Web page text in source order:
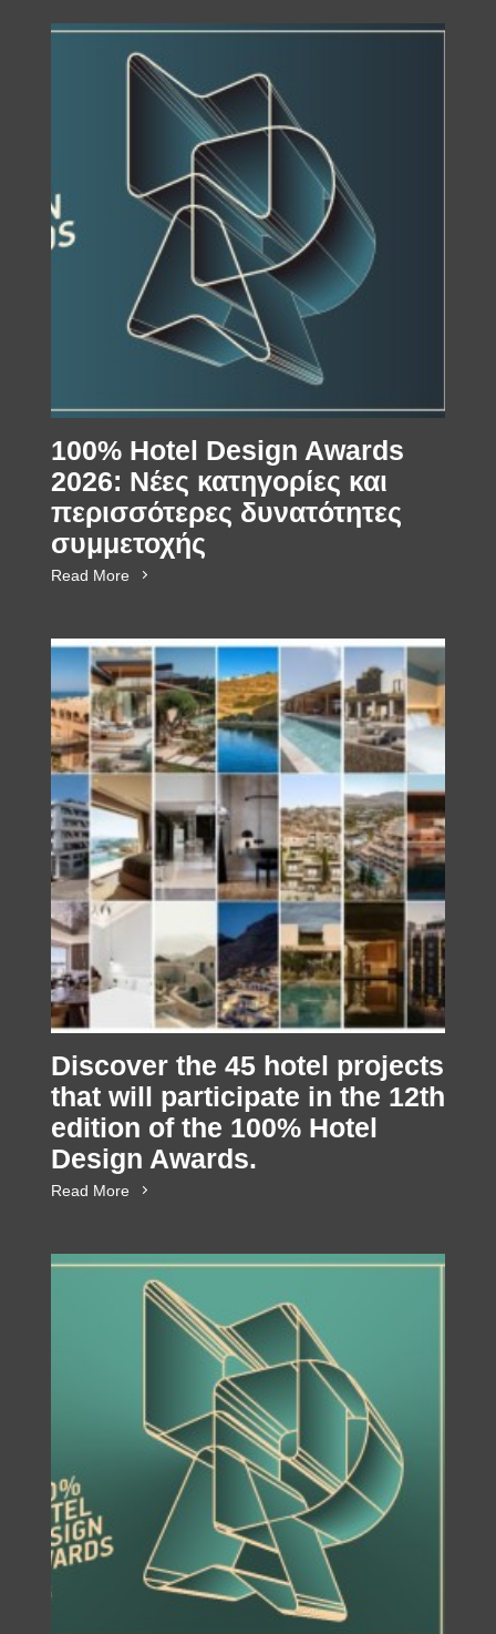
100% Hotel Design Awards
2026: Νέες κατηγορίες και
περισσότερες δυνατότητες
συμμετοχής
Read More
Discover the 45 hotel projects
that will participate in the 12th
edition of the 100% Hotel
Design Awards.
Read More